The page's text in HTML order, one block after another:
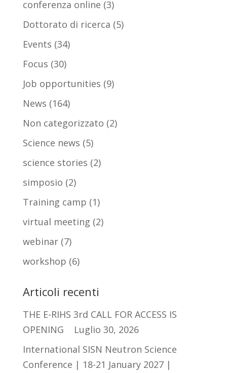
conferenza online (3)
Dottorato di ricerca (5)
Events (34)
Focus (30)
Job opportunities (9)
News (164)
Non categorizzato (2)
Science news (5)
science stories (2)
simposio (2)
Training camp (1)
virtual meeting (2)
webinar(7)
workshop (6)
Articoli recenti
THE E-RIHS 3rd CALL FOR ACCESS IS
OPENING
Luglio 30, 2026
International SISN Neutron Science
Conference | 18-21 January 2027 |